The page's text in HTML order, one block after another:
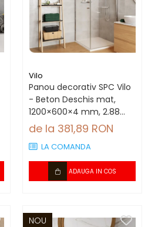
Vilo
Panou decorativ SPC Vilo
- Beton Deschis mat,
1200×600×4 mm, 2.88
mp/cutie (4 panouri)
de la 381,89 RON
LA COMANDA
ADAUGA IN COS
NOU